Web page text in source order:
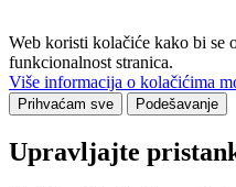
Web koristi kolačiće kako bi se
funkcionalnost stranica.
Više informacija o kolačićima
Prihvaćam sve Podešavanje
Upravljajte